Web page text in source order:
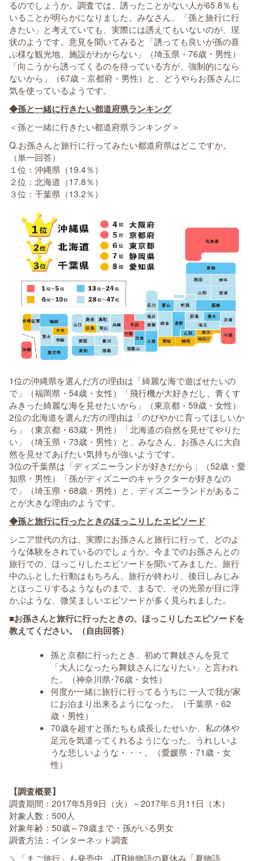
るのでしょうか。調査では、誘ったことがない人が65.8％も
いることが明らかになりました。みなさん、「孫と旅行に行
きたい」と考えていても、実際には誘えてもいないのが、現
状のようです。意見を聞いてみると「誘っても良いが孫の喜
ぶ様な観光地、施設がわからない」（埼玉県・76歳・男性）
「向こうから誘ってくるのを待っている方が、強制的になら
ないから」（67歳・京都府・男性）と、どうやらお孫さんに
気を使っているようです。
◆孫と一緒に行きたい都道府県ランキング
＜孫と一緒に行きたい都道府県ランキング＞
Q.お孫さんと旅行に行ってみたい都道府県はどこですか。
（単一回答）
１位：沖縄県（19.4％）
２位：北海道（17.8％）
３位：千葉県（13.2％）
1位の沖縄県を選んだ方の理由は「綺麗な海で遊ばせたいの
で」（福岡県・54歳・女性）「飛行機が大好きだし、青くす
みきった綺麗な海を見せたいから」（東京都・59歳・女性）
2位の北海道を選んだ方の理由は「のびやかに育ってほしいか
ら」（東京都・63歳・男性）「北海道の自然を見せてやりた
い」（埼玉県・73歳・男性）と、みなさん、お孫さんに大自
然を見せてあげたい気持ちが強いようです。
3位の千葉県は「ディズニーランドが好きだから」（52歳・愛
知県・男性）「孫がディズニーのキャラクターが好きなの
で」（埼玉県・68歳・男性）と、ディズニーランドがあるこ
とが大きな理由のようです。
◆孫と旅行に行ったときのほっこりしたエピソード
シニア世代の方は、実際にお孫さんと旅行に行って、どのよ
うな体験をされているのでしょうか。今までのお孫さんとの
旅行での、ほっこりしたエピソードを聞いてみました。旅行
中のふとした行動はもちろん、旅行が終わり、後日しみじみ
とほっこりするようなものまで、まるで、その光景が目に浮
かぶような、微笑ましいエピソードが多く見られました。
■お孫さんと旅行に行ったときの、ほっこりしたエピソードを
教えてください。（自由回答）
孫と京都に行ったとき、初めて舞妓さんを見て
「大人になったら舞妓さんになりたい」と言われ
た。（神奈川県･76歳・女性）
何度か一緒に旅行に行ってるうちに 一人で我が家
にお泊まり出来るようになった。（千葉県・62
歳・男性）
70歳を超すと孫たちも成長したせいか、私の体や
足元を気遣ってくれるようになった。うれしいよ
うな悲しいような・・・。（愛媛県・71歳・女
性）
【調査概要】
調査期間：2017年5月9日（火）～2017年５月11日（木）
対象人数：500人
対象年齢：50歳～79歳まで・孫がいる男女
調査方法：インターネット調査
＼「まご旅行」も発売中、JTB旅物語の夏休み「夏物語